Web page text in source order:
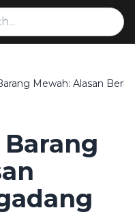
Mewah: Alasan